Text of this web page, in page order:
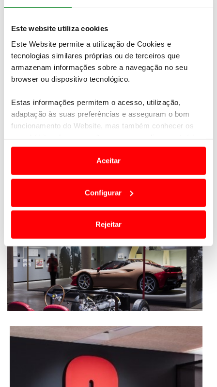
Este website utiliza cookies
Este Website permite a utilização de Cookies e
tecnologias similares próprias ou de terceiros que
armazenam informações sobre a navegação no seu
browser ou dispositivo tecnológico.
Estas informações permitem o acesso, utilização,
adaptação às suas preferências e asseguram o bom
funcionamento do Website, mas também conhecer os
e anúncios de modo a promover produtos e/ou serviços.
Em alguns casos, a utilização destas tecnologias
termos e a todo o tempo as suas preferências e limitando
o acesso a informações durante a navegação no
personalizar conteúdos e anúncios, para lhe proporcionar
funcionalidades de redes sociais, bem como para
analisar dados de navegação no nosso website.
Adicionalmente partilhamos informação, relativa à sua
utilização do nosso site de publicidade e de análise, com
O ACP garantirá que as transferências internacionais de
dados pessoais serão realizadas apenas com o seu
consentimento e quando tal se afigure estritamente
necessário no contexto dos serviços a prestar.
Aceitar
Configurar
Rejeitar